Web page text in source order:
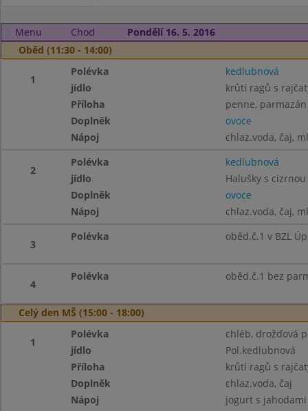
Menu Chod
Pondělí 16. 5. 2016
Oběd (11:30 - 14:00)
1
Polévka
kedlubnová
jídlo
krůtí ragů s
Příloha
penne, parmazán
Doplněk
ovoce
Nápoj
chlaz.voda, čaj,
2
Polévka
kedlubnová
jídlo
Halušky s
Doplněk
ovoce
Nápoj
chlaz.voda, čaj,
3
Polévka oběd.č.1 v BZL
4
Polévka oběd.č.1 bez
Celý den MŠ (15:00 - 18:00)
1
Polévka
chléb, drožďová
jídlo
Pol.kedlubnová
Příloha
krůtí ragů s
Doplněk
chlaz.voda, čaj
Nápoj
jogurt s jahodami